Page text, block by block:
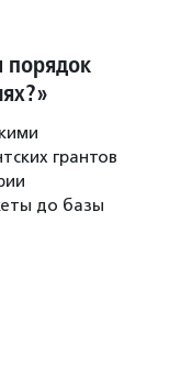
порядок
грантов
до базы